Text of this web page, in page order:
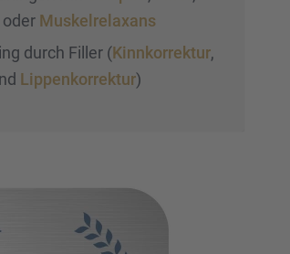
oder Muskel­re­lax­ans
durch Filler (Kinnkor­rek­tur,
Lippen­kor­rek­tur)